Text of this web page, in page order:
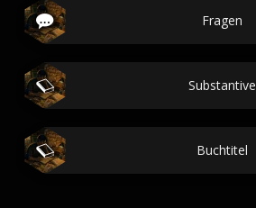
Fragen
Substantive
Buchtitel